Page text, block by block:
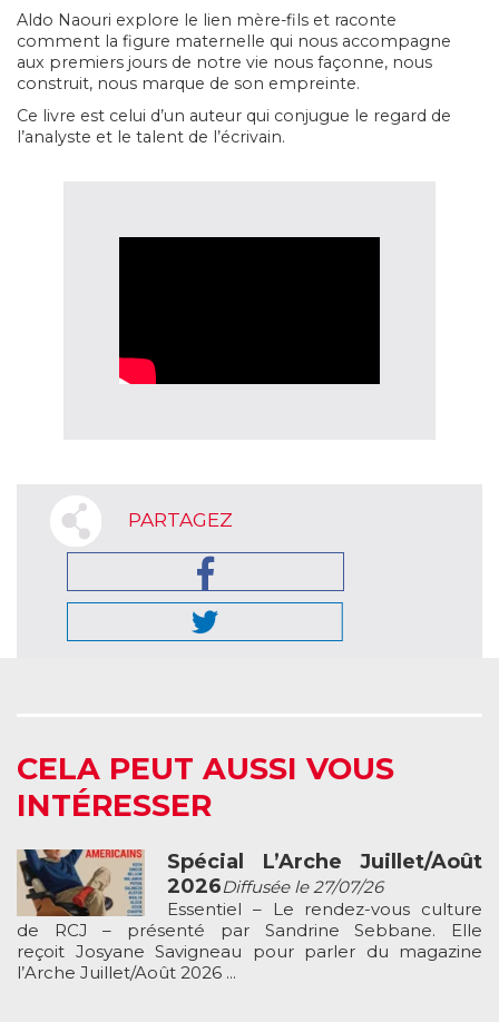
Aldo Naouri explore le lien mère-fils et raconte
comment la figure maternelle qui nous accompagne
aux premiers jours de notre vie nous façonne, nous
construit, nous marque de son empreinte.
Ce livre est celui d’un auteur qui conjugue le regard de
l’analyste et le talent de l’écrivain.
PARTAGEZ
CELA PEUT AUSSI VOUS
INTÉRESSER
Spécial L’Arche Juillet/Août
2026Diffusée le 27/07/26
Essentiel – Le rendez-vous culture
de RCJ – présenté par Sandrine Sebbane. Elle
reçoit Josyane Savigneau pour parler du magazine
l’Arche Juillet/Août 2026 ...